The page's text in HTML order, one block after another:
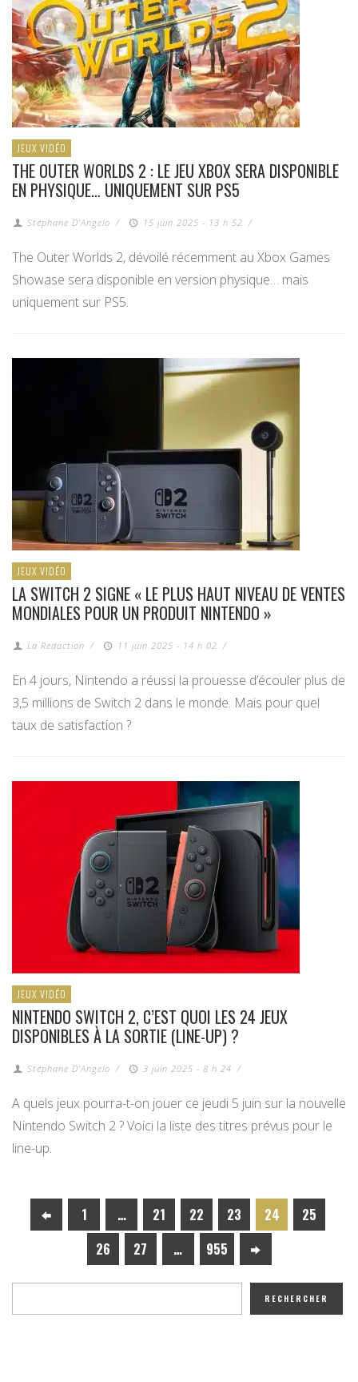
JEUX VIDÉO
THE OUTER WORLDS 2 : LE JEU XBOX SERA DISPONIBLE
EN PHYSIQUE… UNIQUEMENT SUR PS5
Stéphane D'Angelo / 15 juin 2025 - 13 h 52 /
The Outer Worlds 2, dévoilé récemment au Xbox Games
Showase sera disponible en version physique… mais
uniquement sur PS5.
JEUX VIDÉO
LA SWITCH 2 SIGNE « LE PLUS HAUT NIVEAU DE VENTES
MONDIALES POUR UN PRODUIT NINTENDO »
La Redaction / 11 juin 2025 - 14 h 02 /
En 4 jours, Nintendo a réussi la prouesse d’écouler plus de
3,5 millions de Switch 2 dans le monde. Mais pour quel
taux de satisfaction ?
JEUX VIDÉO
NINTENDO SWITCH 2, C’EST QUOI LES 24 JEUX
DISPONIBLES À LA SORTIE (LINE-UP) ?
Stéphane D'Angelo / 3 juin 2025 - 8 h 24 /
A quels jeux pourra-t-on jouer ce jeudi 5 juin sur la nouvelle
Nintendo Switch 2 ? Voici la liste des titres prévus pour le
line-up.
1 … 21 22 23 24
25
26
27 … 955
RECHERCHER